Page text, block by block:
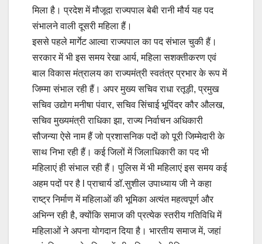
मिला है। प्रदेश में मौजूदा राज्यपाल बेबी रानी मौर्य यह पद
संभालने वाली दूसरी महिला हैं।
इससे पहले मार्गेट आल्वा राज्यपाल का पद संभाल चुकी हैं।
सरकार में भी इस समय रेखा आर्य, महिला सशक्तीकरण एवं
बाल विकास मंत्रालय का राज्यमंत्री स्वतंत्र प्रभार के रूप में
जिम्मा संभाल रही हैं। अपर मुख्य सचिव राधा रतूड़ी, प्रमुख
सचिव उद्योग मनीषा पंवार, सचिव सिंचाई भूपिंदर कौर औलख,
सचिव मुख्यमंत्री राधिका झा, राज्य निर्वाचन अधिकारी
सौजन्या ऐसे नाम हैं जो प्रशासनिक पदों को पूरी जिम्मेदारी के
साथ निभा रही हैं। कई जिलों में जिलाधिकारी का पद भी
महिलाएं ही संभाल रही हैं। पुलिस में भी महिलाएं इस समय कई
अहम पदों पर है l प्राचार्य डॉ.सुशील उपाध्याय जी ने कहा
राष्ट्र निर्माण में महिलाओं की भूमिका अत्यंत महत्वपूर्ण और
अभिन्न रही है, क्योंकि समाज की प्रत्येक स्तरीय गतिविधि में
महिलाओं ने अपना योगदान दिया है। भारतीय समाज में, जहां